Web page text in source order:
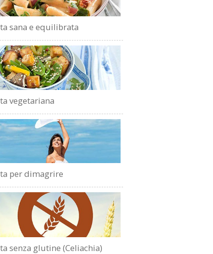
sana e equilibrata
vegetariana
per dimagrire
senza glutine (Celiachia)